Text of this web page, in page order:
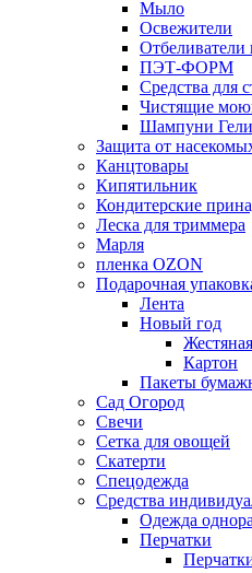
Мыло
Освежители
Отбеливатели
ПЭТ-ФОРМ
Средства для
Чистящие
Шампуни
Защита от
Канцтовары
Кипятильник
Кондитерские
Леска для триммера
Марля
пленка OZON
Подарочная
Лента
Новый год
Картон
Пакеты
Сад Огород
Свечи
Сетка для овощей
Скатерти
Спецодежда
Средства
Одежда
Перчатки